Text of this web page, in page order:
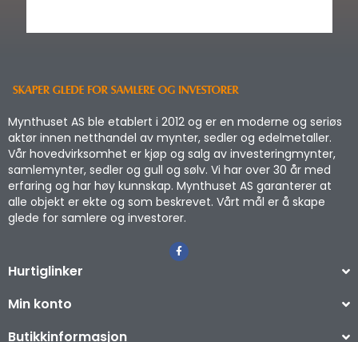
Mynthuset AS ble etablert i 2012 og er en moderne og seriøs
aktør innen netthandel av mynter, sedler og edelmetaller.
Vår hovedvirksomhet er kjøp og salg av investeringmynter,
samlemynter, sedler og gull og sølv. Vi har over 30 år med
erfaring og har høy kunnskap. Mynthuset AS garanterer at
alle objekt er ekte og som beskrevet. Vårt mål er å skape
glede for samlere og investorer.
Hurtiglinker
Min konto
Butikkinformasjon